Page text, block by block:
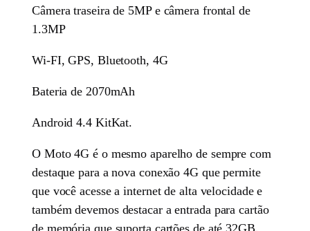
Câmera traseira de 5MP e câmera frontal de
1.3MP
Wi-FI, GPS, Bluetooth, 4G
Bateria de 2070mAh
Android 4.4 KitKat.
O Moto 4G é o mesmo aparelho de sempre com
destaque para a nova conexão 4G que permite
que você acesse a internet de alta velocidade e
também devemos destacar a entrada para cartão
de memória que suporta cartões de até 32GB.